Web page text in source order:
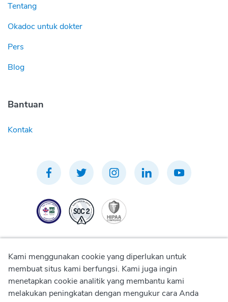
Tentang
Okadoc untuk dokter
Pers
Blog
Bantuan
Kontak
Kebijakan Privasi
Kami menggunakan cookie yang diperlukan untuk
membuat situs kami berfungsi. Kami juga ingin
menetapkan cookie analitik yang membantu kami
melakukan peningkatan dengan mengukur cara Anda